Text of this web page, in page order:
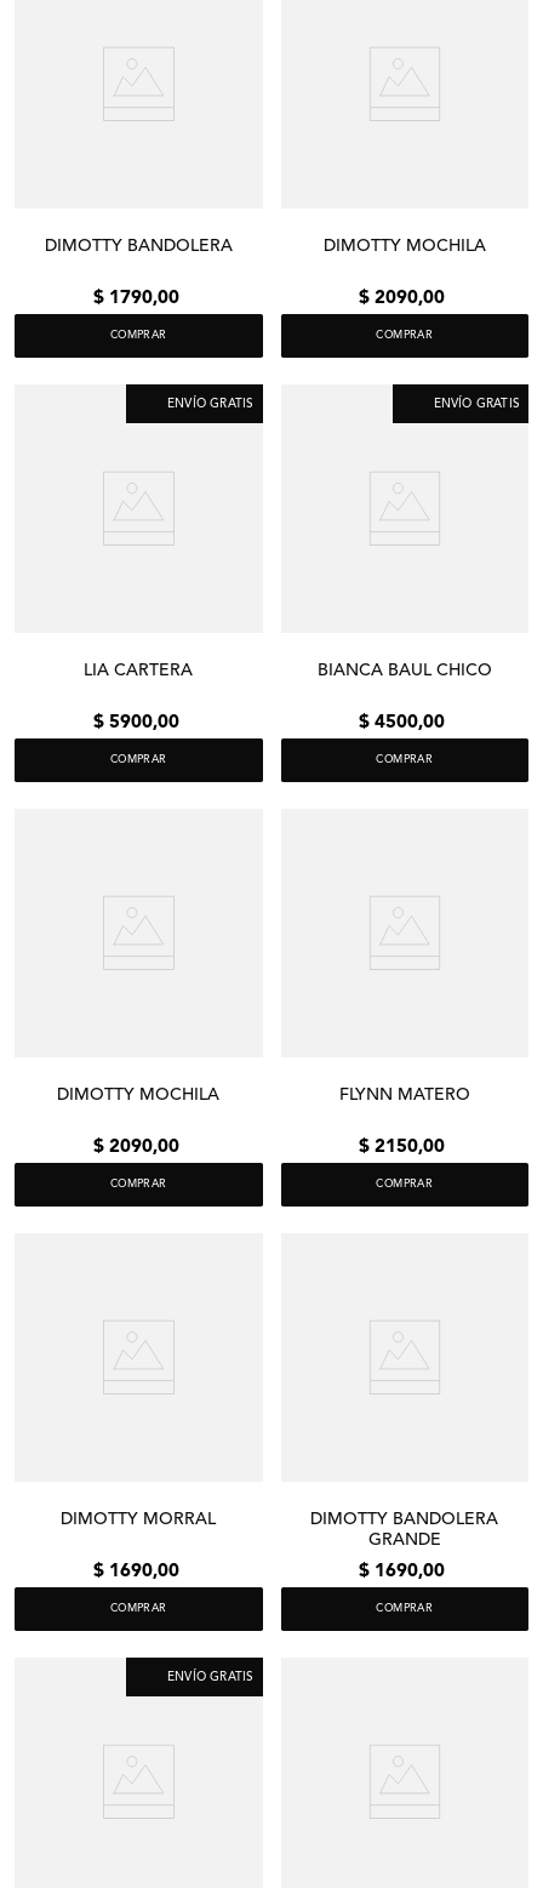
DIMOTTY BANDOLERA
$ 1790,00
COMPRAR
DIMOTTY MOCHILA
$ 2090,00
COMPRAR
ENVÍO GRATIS
LIA CARTERA
$ 5900,00
COMPRAR
ENVÍO GRATIS
BIANCA BAUL CHICO
$ 4500,00
COMPRAR
DIMOTTY MOCHILA
$ 2090,00
COMPRAR
FLYNN MATERO
$ 2150,00
COMPRAR
DIMOTTY MORRAL
$ 1690,00
COMPRAR
DIMOTTY BANDOLERA
GRANDE
$ 1690,00
COMPRAR
ENVÍO GRATIS